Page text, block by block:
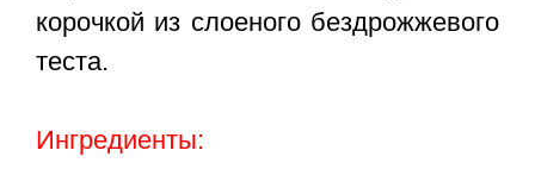
корочкой из слоеного бездрожжевого
теста.
Ингредиенты: